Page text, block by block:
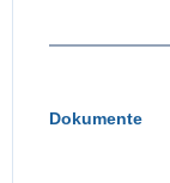
Dokumente